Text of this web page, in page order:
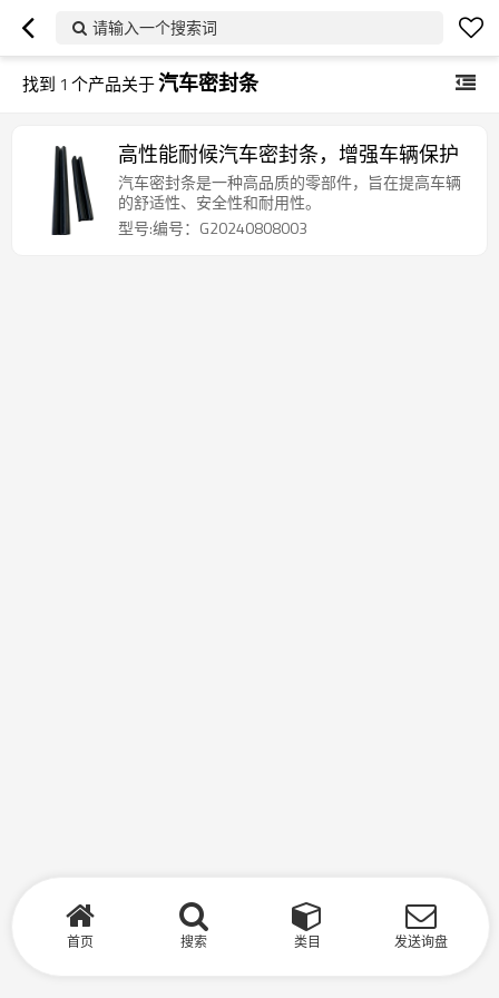
请输入一个搜索词
找到 1 个产品关于汽车密封条
高性能耐候汽车密封条，增强车辆保护
汽车密封条是一种高品质的零部件，旨在提高车辆
的舒适性、安全性和耐用性。
型号:编号：G20240808003
首页 搜索 类目 发送询盘